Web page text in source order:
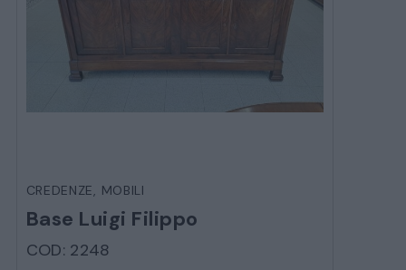
CREDENZE, MOBILI
Base Luigi Filippo
COD: 2248